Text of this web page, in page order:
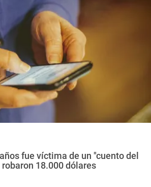
fue víctima de un "cuento del
18.000 dólares